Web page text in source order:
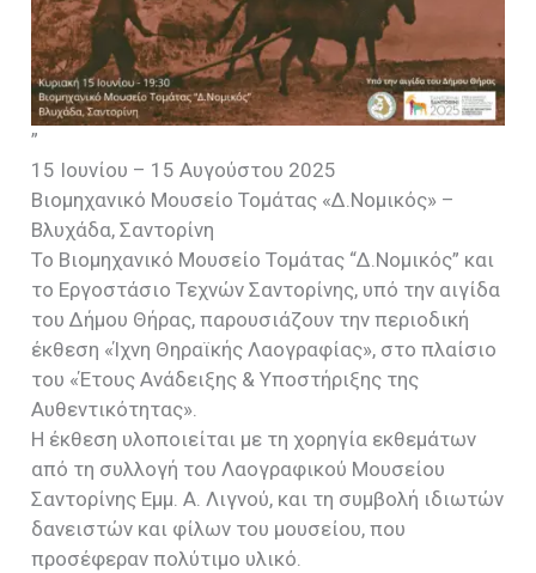
”
15 Ιουνίου – 15 Αυγούστου 2025
Βιομηχανικό Μουσείο Τομάτας «Δ.Νομικός» –
Βλυχάδα, Σαντορίνη
Το Βιομηχανικό Μουσείο Τομάτας “Δ.Νομικός” και
το Εργοστάσιο Τεχνών Σαντορίνης, υπό την αιγίδα
του Δήμου Θήρας, παρουσιάζουν την περιοδική
έκθεση «Ίχνη Θηραϊκής Λαογραφίας», στο πλαίσιο
του «Έτους Ανάδειξης & Υποστήριξης της
Αυθεντικότητας».
Η έκθεση υλοποιείται με τη χορηγία εκθεμάτων
από τη συλλογή του Λαογραφικού Μουσείου
Σαντορίνης Εμμ. Α. Λιγνού, και τη συμβολή ιδιωτών
δανειστών και φίλων του μουσείου, που
προσέφεραν πολύτιμο υλικό.